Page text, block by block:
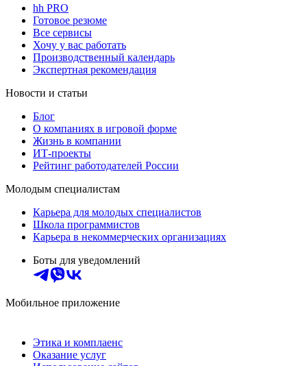
hh PRO
Готовое резюме
Все сервисы
Хочу у вас работать
Производственный календарь
Экспертная рекомендация
Новости и статьи
Блог
О компаниях в игровой форме
Жизнь в компании
ИТ-проекты
Рейтинг работодателей России
Молодым специалистам
Карьера для молодых специалистов
Школа программистов
Карьера в некоммерческих организациях
Боты для уведомлений
Мобильное приложение
Этика и комплаенс
Оказание услуг